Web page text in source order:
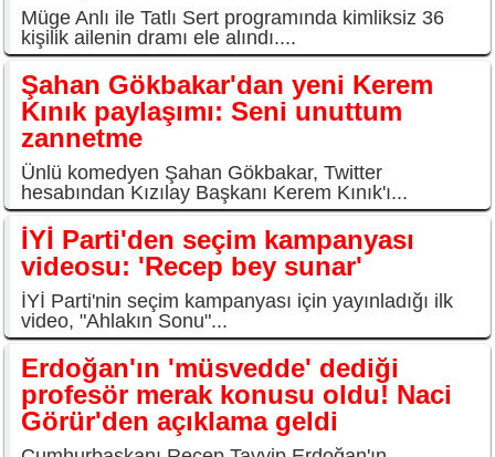
Müge Anlı ile Tatlı Sert programında kimliksiz 36
kişilik ailenin dramı ele alındı....
Şahan Gökbakar'dan yeni Kerem
Kınık paylaşımı: Seni unuttum
zannetme
Ünlü komedyen Şahan Gökbakar, Twitter
hesabından Kızılay Başkanı Kerem Kınık'ı...
İYİ Parti'den seçim kampanyası
videosu: 'Recep bey sunar'
İYİ Parti'nin seçim kampanyası için yayınladığı ilk
video, "Ahlakın Sonu"...
Erdoğan'ın 'müsvedde' dediği
profesör merak konusu oldu! Naci
Görür'den açıklama geldi